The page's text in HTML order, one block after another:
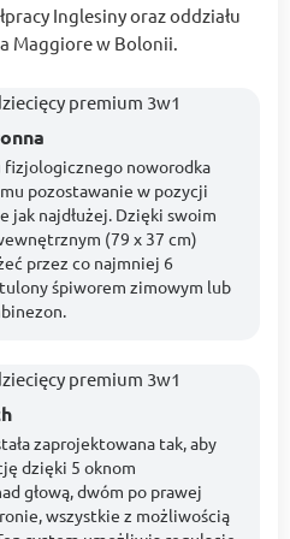
Inglesiny oraz oddziału
Maggiore w Bolonii.
fizjologicznego noworodka
pozostawanie w pozycji
najdłużej. Dzięki swoim
(79 x 37 cm)
przez co najmniej 6
śpiworem zimowym lub
zaprojektowana tak, aby
dzięki 5 oknom
głową, dwóm po prawej
wszystkie z możliwością